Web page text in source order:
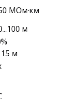
МОм·км
м
м